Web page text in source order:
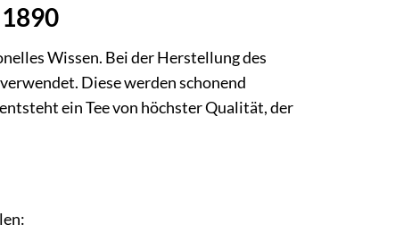
Wissen. Bei der Herstellung des
Diese werden schonend
ein Tee von höchster Qualität, der